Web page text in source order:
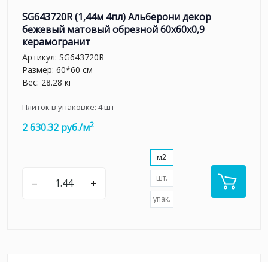
SG643720R (1,44м 4пл) Альберони декор
бежевый матовый обрезной 60x60x0,9
керамогранит
Артикул: SG643720R
Размер: 60*60 см
Вес: 28.28 кг
Плиток в упаковке: 4шт
2 630.32 руб./м2
– +
м2
шт.
упак.